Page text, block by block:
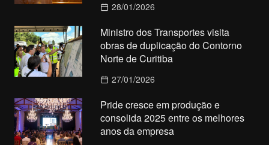
28/01/2026
Ministro dos Transportes visita
obras de duplicação do Contorno
Norte de Curitiba
27/01/2026
Pride cresce em produção e
consolida 2025 entre os melhores
anos da empresa